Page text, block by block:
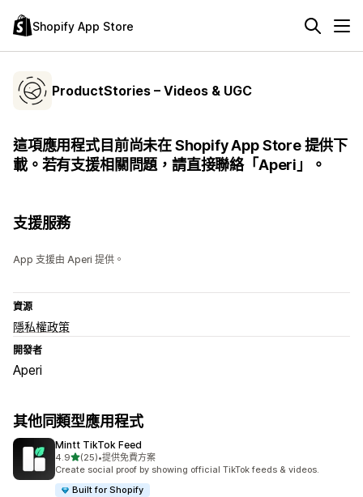
Shopify App Store
ProductStories – Videos & UGC
這項應用程式目前尚未在 Shopify App Store 提供下
載。若有支援相關問題，請直接聯絡「Aperi」。
支援服務
App 支援由 Aperi 提供。
資源
隱私權政策
開發者
Aperi
其他同類型應用程式
Mintt TikTok Feed
4.9滿分 5 顆星
(25)
共有 25 則評價
•提供免費方案
Create social proof by showing official TikTok feeds & videos.
Built for Shopify